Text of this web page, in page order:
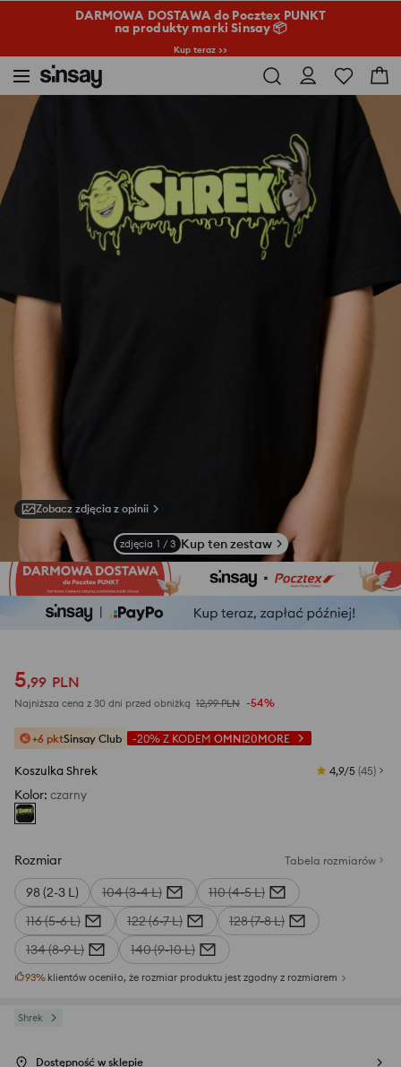
DARMOWA DOSTAWA do Pocztex PUNKT
na produkty marki Sinsay 📦
Kup teraz >>
Sinsay
Zobacz zdjęcia z opinii
zdjęcia 1 / 3 Kup ten zestaw
5,99 PLN
Najniższa cena z 30 dni przed obniżką 12,99 PLN -54%
+6 pktSinsay Club -20% Z KODEM OMNI20MORE
Koszulka Shrek 4,9/5 (45)
Kolor: czarny
Rozmiar Tabela rozmiarów
98 (2-3 L) 104 (3-4 L)
110 (4-5 L)
116 (5-6 L)
122 (6-7 L)
128 (7-8 L)
134 (8-9 L)
140 (9-10 L)
93% klientów oceniło, że rozmiar produktu jest zgodny z rozmiarem
Shrek
Dostępność w sklepie